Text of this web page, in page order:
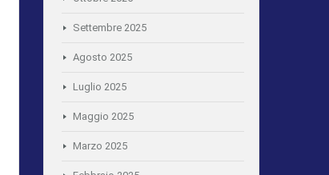
Settembre 2025
Agosto 2025
Luglio 2025
Maggio 2025
Marzo 2025